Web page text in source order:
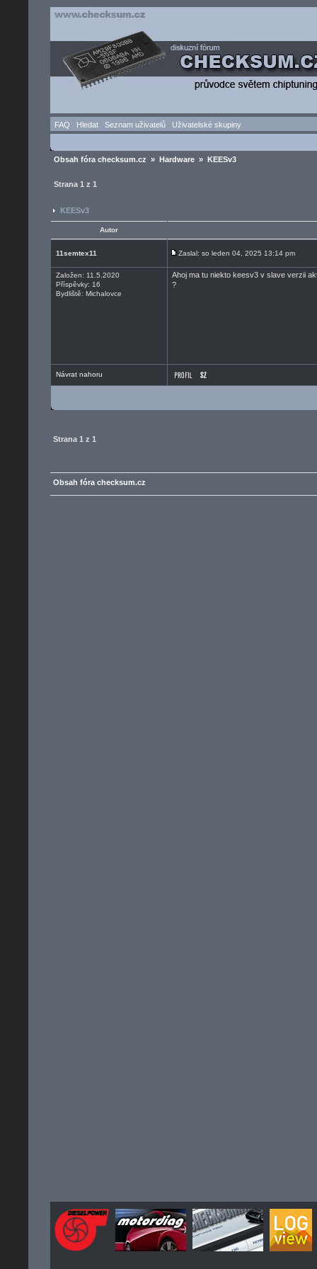
FAQ Hledat Seznam uživatelů Uživatelské skupiny
Obsah fóra checksum.cz » Hardware » KEESv3
Strana 1 z 1
KEESv3
Autor
11semtex11 Zaslal: so leden 04, 2025 13:14 pm
Založen: 11.5.2020
Příspěvky: 16
Bydliště: Michalovce
Ahoj ma tu niekto keesv3 v slave verzii
?
Návrat nahoru
Strana 1 z 1
Obsah fóra checksum.cz